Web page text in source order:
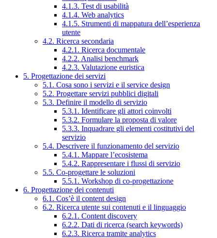
4.1.3. Test di usabilità
4.1.4. Web analytics
4.1.5. Strumenti di mappatura dell’esperienza
utente
4.2. Ricerca secondaria
4.2.1. Ricerca documentale
4.2.2. Analisi benchmark
4.2.3. Valutazione euristica
5. Progettazione dei servizi
5.1. Cosa sono i servizi e il service design
5.2. Progettare servizi pubblici digitali
5.3. Definire il modello di servizio
5.3.1. Identificare gli attori coinvolti
5.3.2. Formulare la proposta di valore
5.3.3. Inquadrare gli elementi costitutivi del
servizio
5.4. Descrivere il funzionamento del servizio
5.4.1. Mappare l’ecosistema
5.4.2. Rappresentare i flussi di servizio
5.5. Co-progettare le soluzioni
5.5.1. Workshop di co-progettazione
6. Progettazione dei contenuti
6.1. Cos’è il content design
6.2. Ricerca utente sui contenuti e il linguaggio
6.2.1. Content discovery
6.2.2. Dati di ricerca (search keywords)
6.2.3. Ricerca tramite analytics